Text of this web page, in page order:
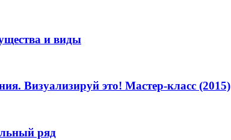
и виды
Визуализируй это! Мастер-класс (2015)
ряд